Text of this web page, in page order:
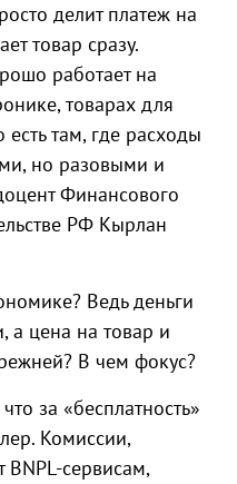
делит платеж на
товар сразу.
работает на
товарах для
там, где расходы
но разовыми и
Финансового
РФ Кырлан
Ведь деньги
а цена на товар и
В чем фокус?
за «бесплатность»
Комиссии,
сервисам,